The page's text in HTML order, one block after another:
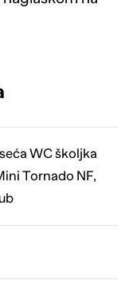
WC školjka
Tornado NF,